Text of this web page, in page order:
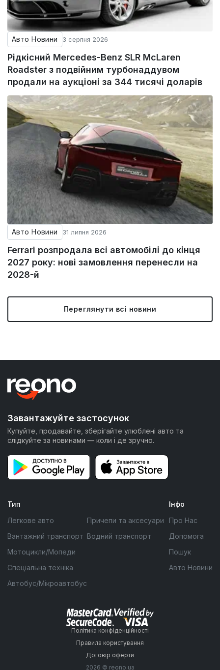
Авто Новини 3 серпня 2026
Рідкісний Mercedes-Benz SLR McLaren
Roadster з подвійним турбонаддувом
продали на аукціоні за 344 тисячі доларів
Авто Новини 31 липня 2026
Ferrari розпродала всі автомобілі до кінця
2027 року: нові замовлення перенесли на
2028-й
Переглянути всі новини
Завантажуйте застосунок
Купуйте, продавайте, зберігайте улюблені авто та
слідкуйте за новинами — коли і де зручно.
Тип
Легкове авто
Вантажний транспорт
Мотоцикли/Мопеди
Спеціальна техніка
Автобус/Мікроавтобус
Причепи та аксесуари
Водний транспорт
Інфо
Про Нас
Допомога
Пошук
Авто Новини
Політика конфіденційності
Правила користування
Договір оферти
2026 © reono.ua